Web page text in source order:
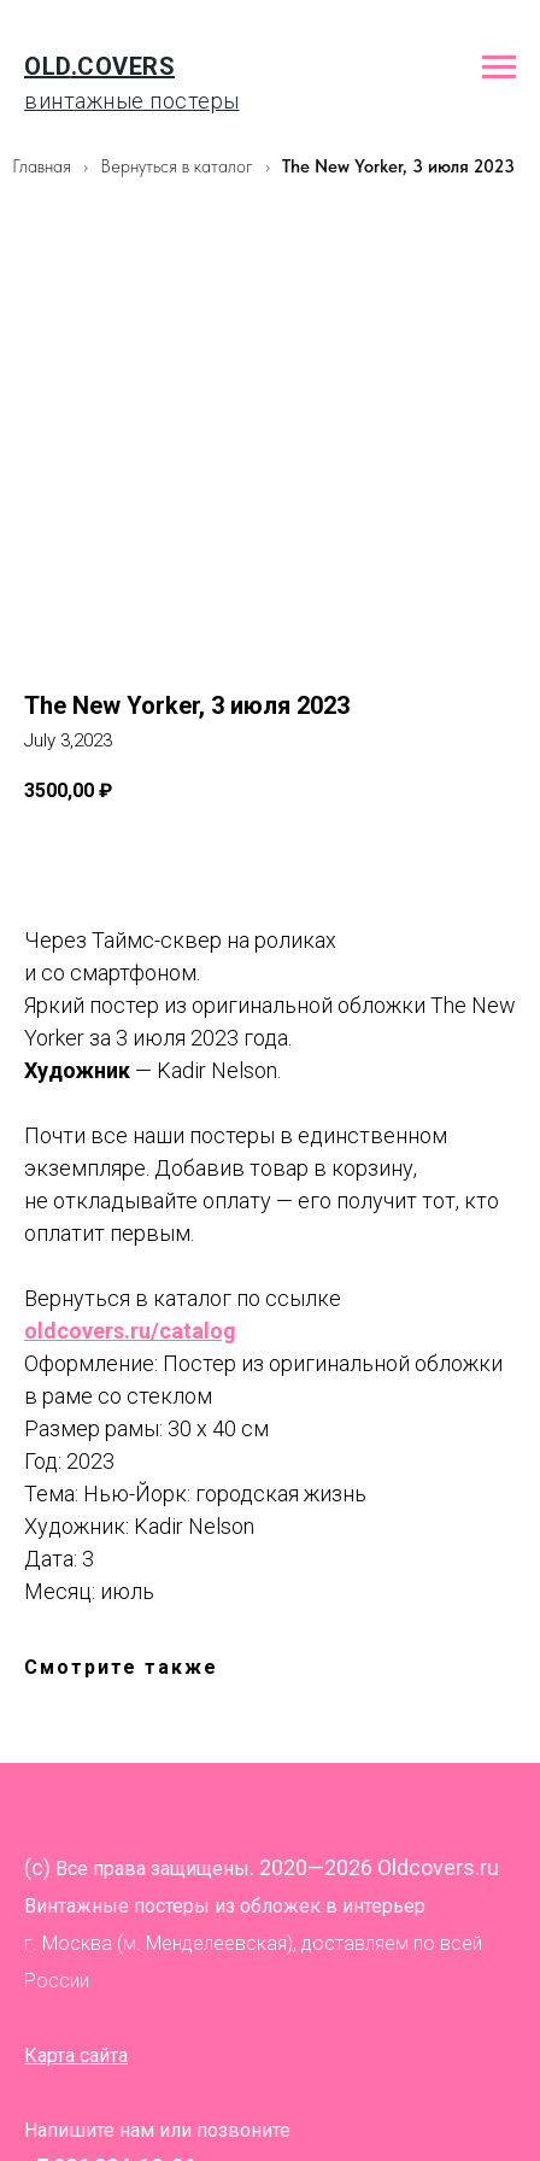
OLD.COVERS
винтажные постеры
Главная Вернуться в каталог The New Yorker, 3 июля 2023
The New Yorker, 3 июля 2023
July 3,2023
3500,00 ₽
Через Таймс-сквер на роликах
и со смартфоном.
Яркий постер из оригинальной обложки The New
Yorker за 3 июля 2023 года.
Художник — Kadir Nelson.
Почти все наши постеры в единственном
экземпляре. Добавив товар в корзину,
не откладывайте оплату — его получит тот, кто
оплатит первым.
Вернуться в каталог по ссылке
oldcovers.ru/catalog
Оформление: Постер из оригинальной обложки
в раме со стеклом
Размер рамы: 30 x 40 см
Год: 2023
Тема: Нью-Йорк: городская жизнь
Художник: Kadir Nelson
Дата: 3
Месяц: июль
Смотрите также
(c) Все права защищены. 2020—2026 Oldcovers.ru
Винтажные постеры из обложек в интерьер
г. Москва (м. Менделеевская), доставляем по всей
России
Карта сайта
Напишите нам или позвоните